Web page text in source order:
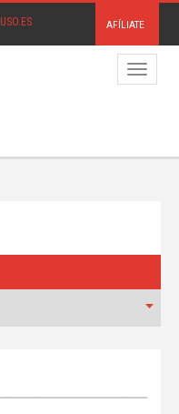
USO.ES AFÍLIATE
Menú